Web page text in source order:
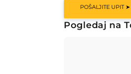
POŠALJITE UPIT ➤
Pogledaj na